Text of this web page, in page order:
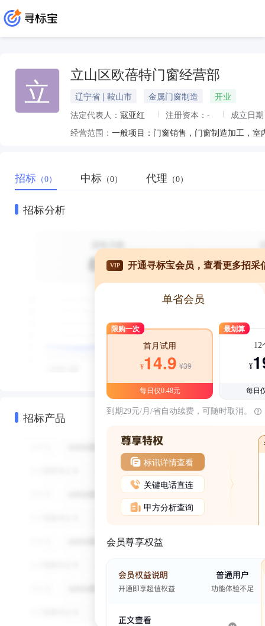
立 立山区欧蓓特门窗经营部
辽宁省 | 鞍山市 金属门窗制造
开业
法定代表人： 寇亚红 注册资本： -
成立日
经营范围：
招标 （0） 中标 （0） 代理 （0）
招标分析
招标产品
VIP 开通寻标宝会员，查看更多招采
单省会员
限购一次
首月试用
¥14.9 ¥39
每日仅0.48元
最划算
12
¥
每日
到期29元/月/省自动续费，可随时取消。
标讯详情查看
关键电话直连
甲方分析查询
会员尊享权益